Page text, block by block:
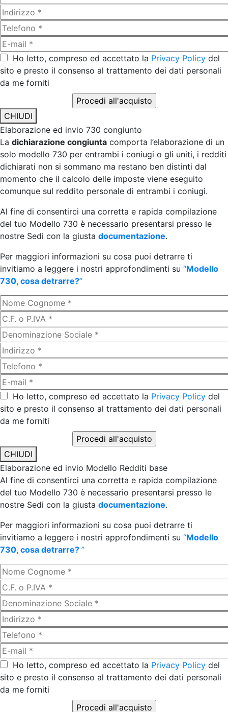
Ho letto, compreso ed accettato la Privacy Policy del
sito e presto il consenso al trattamento dei dati personali
da me forniti
CHIUDI
Elaborazione ed invio 730 congiunto
La dichiarazione congiunta comporta l’elaborazione di un
solo modello 730 per entrambi i coniugi o gli uniti, i redditi
dichiarati non si sommano ma restano ben distinti dal
momento che il calcolo delle imposte viene eseguito
comunque sul reddito personale di entrambi i coniugi.
Al fine di consentirci una corretta e rapida compilazione
del tuo Modello 730 è necessario presentarsi presso le
nostre Sedi con la giusta documentazione.
Per maggiori informazioni su cosa puoi detrarre ti
invitiamo a leggere i nostri approfondimenti su “Modello
730, cosa detrarre?”
Ho letto, compreso ed accettato la Privacy Policy del
sito e presto il consenso al trattamento dei dati personali
da me forniti
CHIUDI
Elaborazione ed invio Modello Redditi base
Al fine di consentirci una corretta e rapida compilazione
del tuo Modello 730 è necessario presentarsi presso le
nostre Sedi con la giusta documentazione.
Per maggiori informazioni su cosa puoi detrarre ti
invitiamo a leggere i nostri approfondimenti su “Modello
730, cosa detrarre? ”
Ho letto, compreso ed accettato la Privacy Policy del
sito e presto il consenso al trattamento dei dati personali
da me forniti